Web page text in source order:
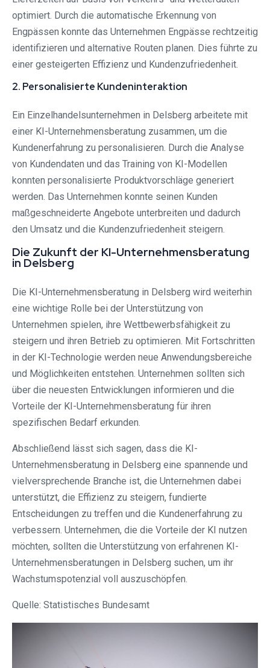
optimiert. Durch die automatische Erkennung von
Engpässen konnte das Unternehmen Engpässe rechtzeitig
identifizieren und alternative Routen planen. Dies führte zu
einer gesteigerten Effizienz und Kundenzufriedenheit.
2. Personalisierte Kundeninteraktion
Ein Einzelhandelsunternehmen in Delsberg arbeitete mit
einer KI-Unternehmensberatung zusammen, um die
Kundenerfahrung zu personalisieren. Durch die Analyse
von Kundendaten und das Training von KI-Modellen
konnten personalisierte Produktvorschläge generiert
werden. Das Unternehmen konnte seinen Kunden
maßgeschneiderte Angebote unterbreiten und dadurch
den Umsatz und die Kundenzufriedenheit steigern.
Die Zukunft der KI-Unternehmensberatung
in Delsberg
Die KI-Unternehmensberatung in Delsberg wird weiterhin
eine wichtige Rolle bei der Unterstützung von
Unternehmen spielen, ihre Wettbewerbsfähigkeit zu
steigern und ihren Betrieb zu optimieren. Mit Fortschritten
in der KI-Technologie werden neue Anwendungsbereiche
und Möglichkeiten entstehen. Unternehmen sollten sich
über die neuesten Entwicklungen informieren und die
Vorteile der KI-Unternehmensberatung für ihren
spezifischen Bedarf erkunden.
Abschließend lässt sich sagen, dass die KI-
Unternehmensberatung in Delsberg eine spannende und
vielversprechende Branche ist, die Unternehmen dabei
unterstützt, die Effizienz zu steigern, fundierte
Entscheidungen zu treffen und die Kundenerfahrung zu
verbessern. Unternehmen, die die Vorteile der KI nutzen
möchten, sollten die Unterstützung von erfahrenen KI-
Unternehmensberatungen in Delsberg suchen, um ihr
Wachstumspotenzial voll auszuschöpfen.
Quelle: Statistisches Bundesamt